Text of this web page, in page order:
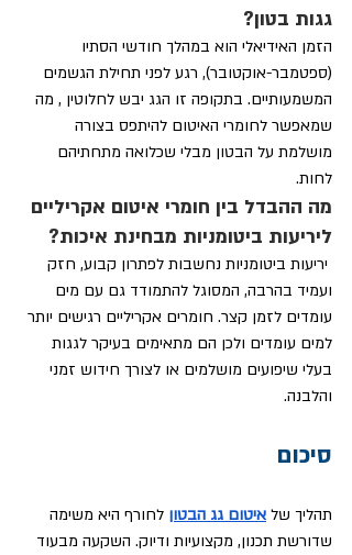
גגות בטון?
הזמן האידיאלי הוא במהלך חודשי הסתיו
(ספטמבר-אוקטובר), רגע לפני תחילת הגשמים
המשמעותיים. בתקופה זו הגג יבש לחלוטין , מה
שמאפשר לחומרי האיטום להיתפס בצורה
מושלמת על הבטון מבלי שכלואה מתחתיהם
לחות.
מה ההבדל בין חומרי איטום אקריליים
ליריעות ביטומניות מבחינת איכות?
יריעות ביטומניות נחשבות לפתרון קבוע, חזק
ועמיד בהרבה, המסוגל להתמודד גם עם מים
עומדים לזמן קצר. חומרים אקריליים רגישים יותר
למים עומדים ולכן הם מתאימים בעיקר לגגות
בעלי שיפועים מושלמים או לצורך חידוש זמני
והלבנה.
סיכום
תהליך של איטום גג הבטון לחורף היא משימה
שדורשת תכנון, מקצועיות ודיוק. השקעה מבעוד